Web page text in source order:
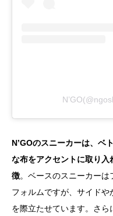
N’GOのスニーカーは、ベ
な布をアクセントに取り
徴。ベースのスニーカー
フォルムですが、サイド
を際立たせています。さ